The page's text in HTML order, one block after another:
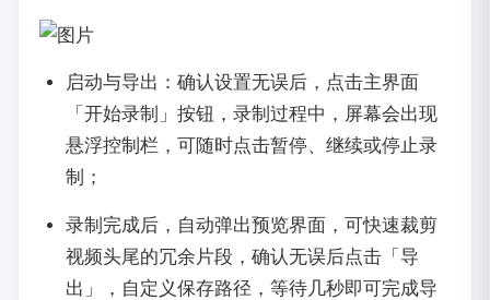
启动与导出：确认设置无误后，点击主界面
「开始录制」按钮，录制过程中，屏幕会出现
悬浮控制栏，可随时点击暂停、继续或停止录
制；
录制完成后，自动弹出预览界面，可快速裁剪
视频头尾的冗余片段，确认无误后点击「导
出」，自定义保存路径，等待几秒即可完成导